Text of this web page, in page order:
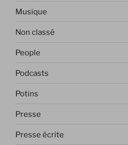
Musique
Non classé
People
Podcasts
Potins
Presse
Presse écrite